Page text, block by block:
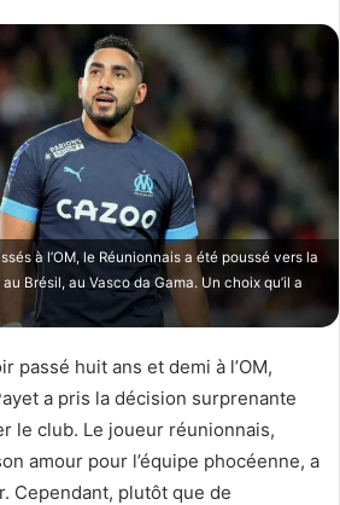
X
e
r
u
n
c
o
u
r
l
à l’OM, le Réunionnais a été poussé vers la
Brésil, au Vasco da Gama. Un choix qu’il a
passé huit ans et demi à l’OM,
a pris la décision surprenante
le club. Le joueur réunionnais,
amour pour l’équipe phocéenne, a
Cependant, plutôt que de